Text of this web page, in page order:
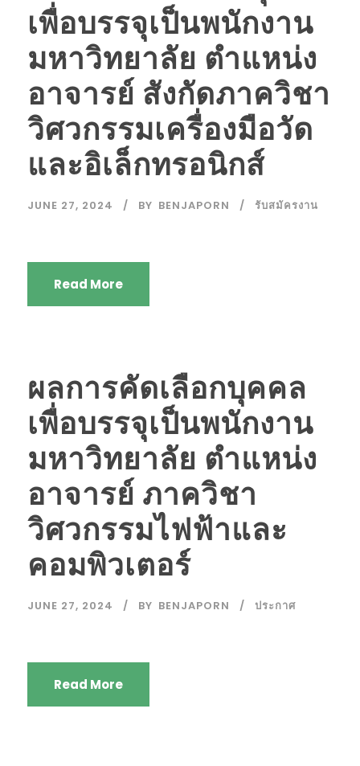
เพื่อบรรจุเป็นพนักงาน
มหาวิทยาลัย ตำแหน่ง
อาจารย์ สังกัดภาควิชา
วิศวกรรมเครื่องมือวัด
และอิเล็กทรอนิกส์
JUNE 27, 2024 BY BENJAPORN รับสมัครงาน
Read More
ผลการคัดเลือกบุคคล
เพื่อบรรจุเป็นพนักงาน
มหาวิทยาลัย ตำแหน่ง
อาจารย์ ภาควิชา
วิศวกรรมไฟฟ้าและ
คอมพิวเตอร์
JUNE 27, 2024 BY BENJAPORN ประกาศ
Read More